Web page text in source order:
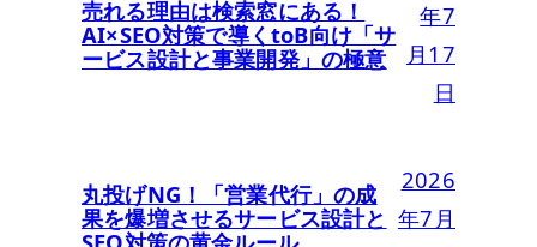
売れる理由は検索窓にある！
AI×SEO対策で導くtoB向け「サ
ービス設計と事業開発」の極意
年7
月17
日
丸投げNG！「営業代行」の成
果を爆増させるサービス設計と
2026
年7月